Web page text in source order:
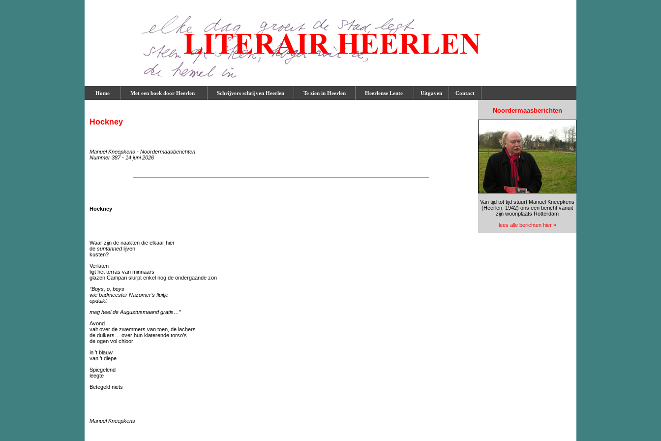
Home Met een boek door Heerlen Schrijvers schrijven Heerlen Te zien in Heerlen Heerlense Lente Uitgaven Contact
Hockney
Manuel Kneepkens - Noordermaasberichten
Nummer 387 - 14 juni 2026
Hockney
Waar zijn de naakten die elkaar hier
de suntannedlijven
kusten?
Verlaten
ligt het terras van minnaars
glazen Campari slurpt enkel nog de ondergaande zon
“Boys, o, boys
wie badmeester Nazomer’s fluitje
opduikt
mag heel de Augustusmaand gratis…”
Avond
valt over de zwemmers van toen, de lachers
de duikers… over hun klaterende torso’s
de ogen vol chloor
in ’t blauw
van ’t diepe
Spiegelend
leegte
Betegeld niets
Manuel Kneepkens
Noordermaasberichten
Van tijd tot tijd stuurt Manuel Kneepkens
(Heerlen, 1942) ons een bericht vanuit
zijn woonplaats Rotterdam
lees alle berichten hier »